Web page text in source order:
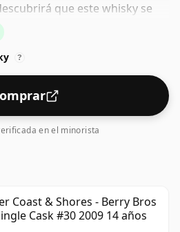
que este whisky se
ideal para sorber. Se
normal de 70cl.
?
en el minorista
Coast & Shores - Berry Bros
Cask #30 2009 14 años